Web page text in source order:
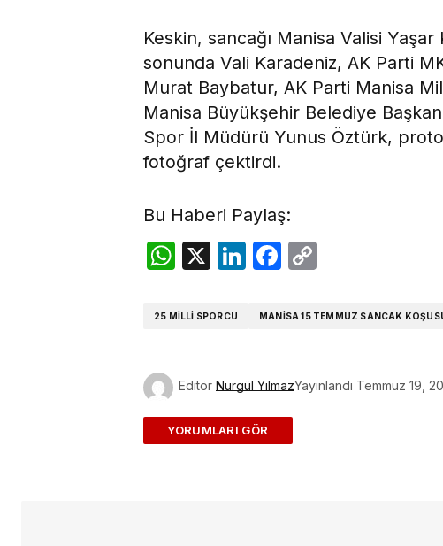
Keskin, sancağı Manisa Valisi
sonunda Vali Karadeniz, AK Parti
Murat Baybatur, AK Parti Manisa
Manisa Büyükşehir Belediye
Spor İl Müdürü Yunus Öztürk,
fotoğraf çektirdi.
Bu Haberi Paylaş:
WhatsApp
X LinkedIn
Facebook
25 MİLLİ SPORCU MANİSA 15 TEMMUZ SANCAK
Editör Nurgül YılmazYayınlandı Temmuz 19,
ADD A COMMENT